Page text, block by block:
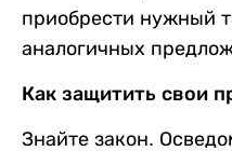
приобрести нужный
аналогичных
Как защитить свои
Знайте закон.